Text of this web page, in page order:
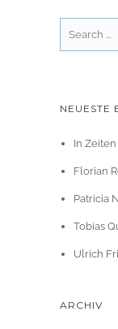
NEUESTE
In
Florian
Patricia
Tobias
Ulrich
ARCHIV